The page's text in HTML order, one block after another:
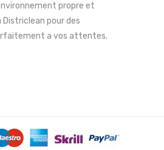
propre et
pour des
a vos attentes.